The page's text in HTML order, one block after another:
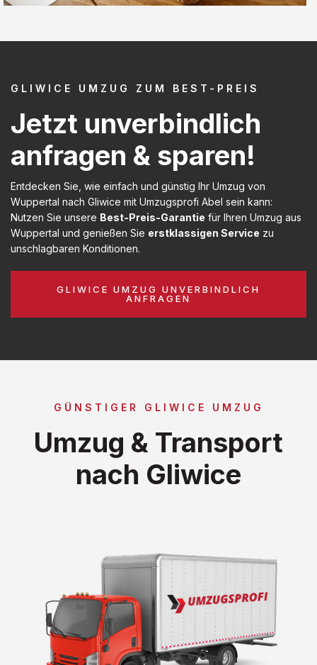
GLIWICE UMZUG ZUM BEST-PREIS
Jetzt unverbindlich
anfragen & sparen!
Entdecken Sie, wie einfach und günstig Ihr Umzug von
Wuppertal nach Gliwice mit Umzugsprofi Abel sein kann:
Nutzen Sie unsere Best-Preis-Garantie für Ihren Umzug aus
Wuppertal und genießen Sie erstklassigen Service zu
unschlagbaren Konditionen.
GLIWICE UMZUG UNVERBINDLICH
ANFRAGEN
GÜNSTIGER GLIWICE UMZUG
Umzug & Transport
nach Gliwice